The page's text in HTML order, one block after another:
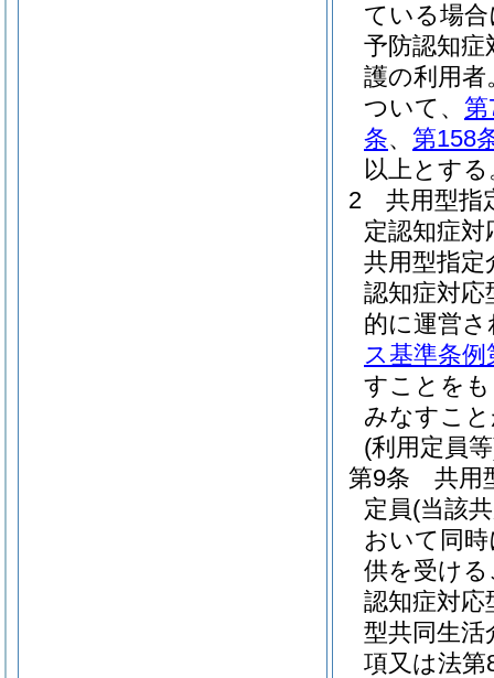
ている場
予防認知症
護の利用者
ついて、 第
条、 第158
以上とする
2
共用型指
定認知症
共用型指定
認知症対
的に運営
ス基準条例
すことを
みなすこ
(利用定員
第9条
共用
定員(当該
おいて同
供を受け
認知症対応
型共同生活
項又は法